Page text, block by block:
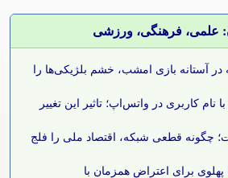
علمی، فرهنگی، ورزشی
در آستانه بازی امشب، خشم بلژیکی‌ها را
نام کاربری در واتس‌اپ؛ تاثیر این تغییر
چگونه قطعی شبکه، اقتصاد ملی را فلج
برای اعتراض همزمان با